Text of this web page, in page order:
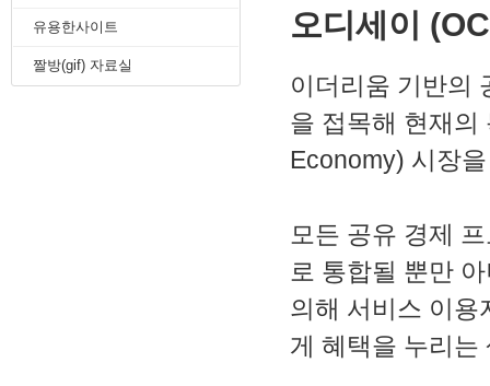
5. 데드 캣 바운스 패턴
6. 헤드 앤 숄더 패턴
8. 다우이론 패턴
9. 하이먼민스키 패턴
10. 엘리어트 파동
-------기술적 지표-------
1. MA - 이동평균선
4. RSI - 상대강도지수
5. FIBO - 피보나치되돌림
6. IKH - 일목평균표
8. CCI - 채널지수
9. STOCH - 스토캐스틱
10. PSAR - 파라볼릭
유용한사이트
짤방(gif) 자료실
오디세이
이더리움 기반의
을 접목해 현재의
Economy) 시장
모든 공유 경제
로 통합될 뿐만
의해 서비스 이용
게 혜택을 누리는